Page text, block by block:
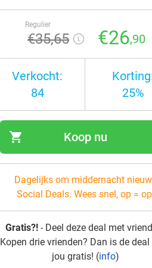
Regulier
€35,65 €26,90
Verkocht:
84
25%
shopping_cart Koop nu
Dagelijks om middernacht
Social Deals. Wees snel, op =
Gratis?! - Deel deze deal met
Kopen drie vrienden? Dan is de
jou gratis! (info)